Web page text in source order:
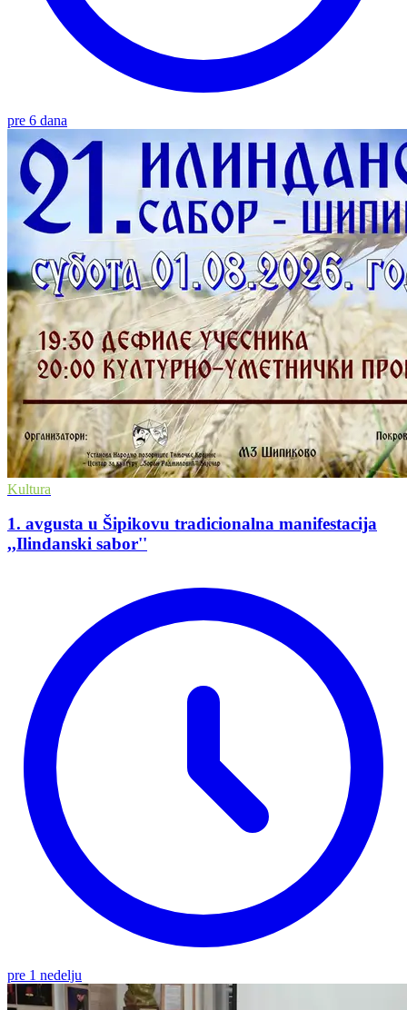
pre 6 dana
Kultura
1. avgusta u Šipikovu tradicionalna manifestacija
,,Ilindanski sabor''
pre 1 nedelju